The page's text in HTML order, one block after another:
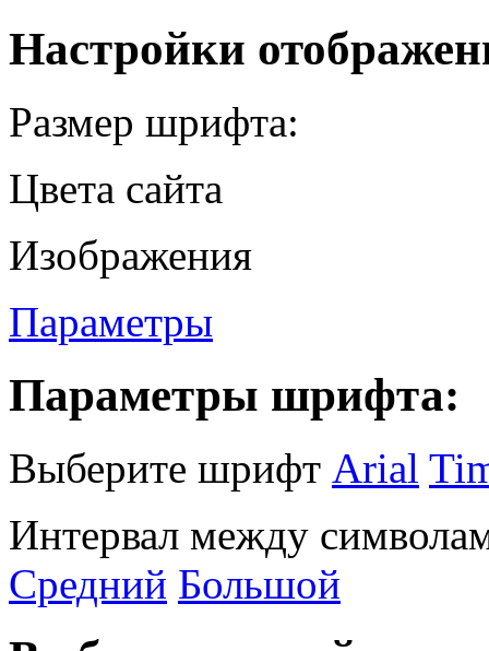
Настройки
Размер шрифта:
Цвета сайта
Изображения
Параметры
Параметры шрифта:
Выберите шрифт Arial
Интервал между
Средний Большой